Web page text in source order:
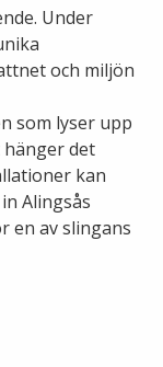
Under
och miljön
som lyser upp
hänger det
kan
Alingsås
en av slingans